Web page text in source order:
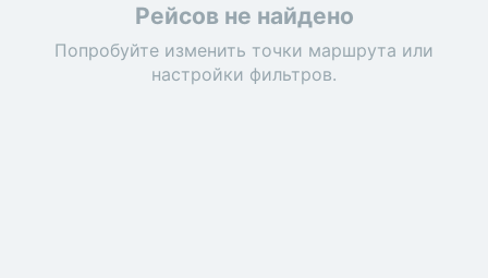
Рейсов не найдено
Попробуйте изменить точки маршрута или
настройки фильтров.